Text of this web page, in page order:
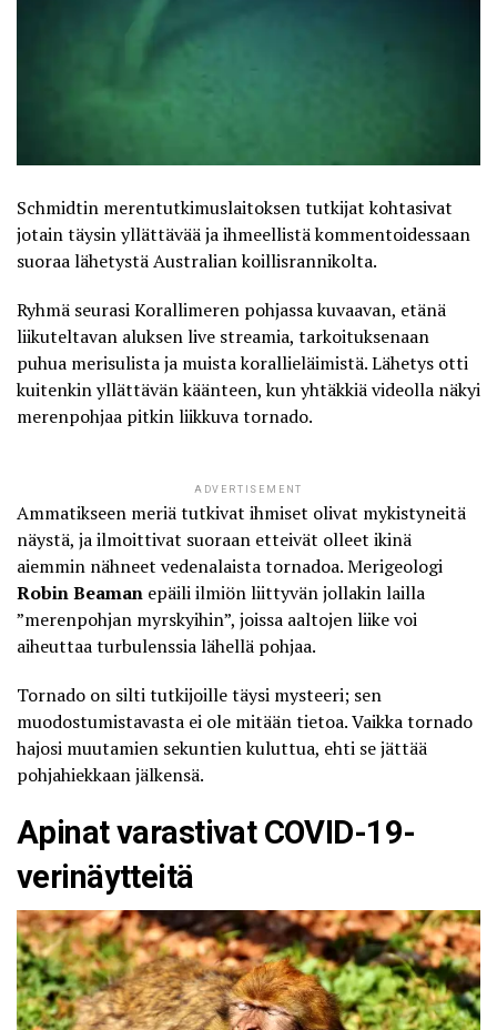
Schmidtin merentutkimuslaitoksen tutkijat kohtasivat
jotain täysin yllättävää ja ihmeellistä kommentoidessaan
suoraa lähetystä Australian koillisrannikolta.
Ryhmä seurasi Korallimeren pohjassa kuvaavan, etänä
liikuteltavan aluksen live streamia, tarkoituksenaan
puhua merisulista ja muista korallieläimistä. Lähetys otti
kuitenkin yllättävän käänteen, kun yhtäkkiä videolla näkyi
merenpohjaa pitkinliikkuva tornado.
ADVERTISEMENT
Ammatikseen meriä tutkivat ihmiset olivat mykistyneitä
näystä, ja ilmoittivat suoraan etteivät olleet ikinä
aiemmin nähneet vedenalaista tornadoa. Merigeologi
Robin Beaman epäili ilmiön liittyvän jollakin lailla
”merenpohjan myrskyihin”, joissa aaltojen liike voi
aiheuttaa turbulenssia lähellä pohjaa.
Tornado on silti tutkijoille täysi mysteeri; sen
muodostumistavasta ei ole mitään tietoa. Vaikka tornado
hajosi muutamien sekuntien kuluttua, ehti se jättää
pohjahiekkaan jälkensä.
Apinat varastivat COVID-19-
verinäytteitä